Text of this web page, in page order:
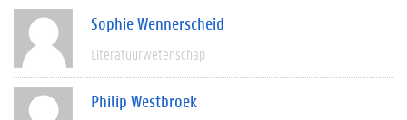
Sophie Wennerscheid
Literatuurwetenschap
Philip Westbroek